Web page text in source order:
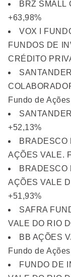
BRZ SMALL
+63,98%
VOX I
FUNDOS DE
CRÉDITO
Fundo de
+52,13%
BRADESCO
AÇÕES VALE.
BRADESCO
AÇÕES VALE
+51,93%
SAFRA
VALE DO RIO
BB AÇÕES
Fundo de
FUNDO DE